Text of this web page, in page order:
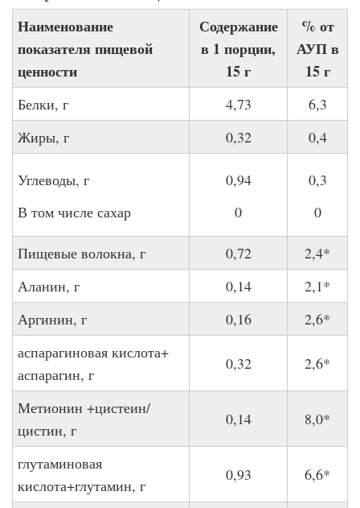
Наименование
показателя пищевой
ценности
Содержание
в 1 порции,
15 г
% от
АУП в
15 г
Белки, г 4,73
6,3
Жиры, г
0,32 0,4
Углеводы, г
В том числе сахар
0,94
0
0,3
0
Пищевые волокна, г 0,72
2,4*
Аланин, г
0,14
2,1*
Аргинин, г
0,16
2,6*
аспарагиновая кислота+
аспарагин, г
0,32 2,6*
Метионин +цистеин/
цистин, г
0,14 8,0*
глутаминовая
кислота+глутамин, г
0,93 6,6*